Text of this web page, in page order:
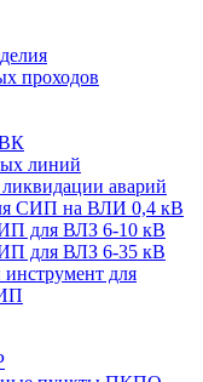
проходов
линий
аварий
СИП на ВЛИ 0,4 кВ
для ВЛЗ 6-10 кВ
для ВЛЗ 6-35 кВ
для